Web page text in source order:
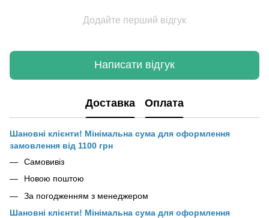
Додайте перший відгук
Написати відгук
Доставка Оплата
Шановні клієнти! Мінімальна сума для оформлення
замовлення від 1100 грн
Самовивіз
Новою поштою
За погодженням з менеджером
Шановні клієнти! Мінімальна сума для оформлення